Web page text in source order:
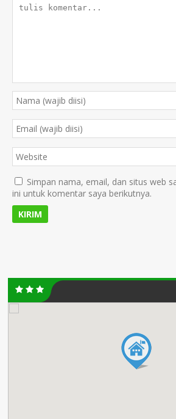
Simpan nama, email, dan situs web
ini untuk komentar saya berikutnya.